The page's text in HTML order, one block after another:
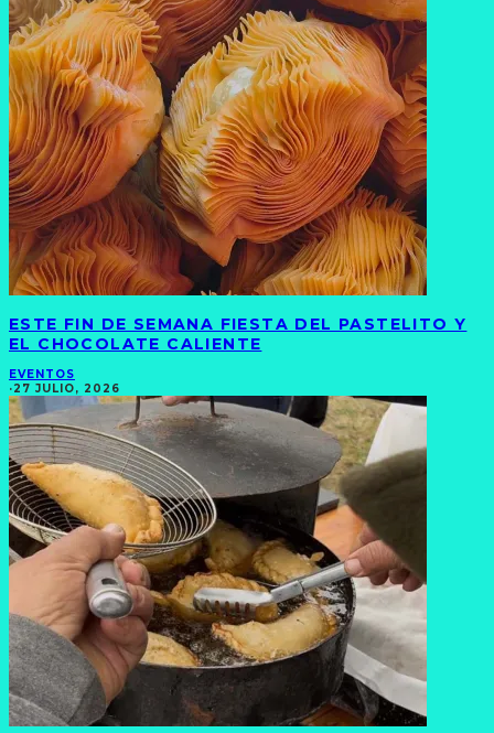
ESTE FIN DE SEMANA FIESTA DEL PASTELITO Y
EL CHOCOLATE CALIENTE
EVENTOS
·27 JULIO, 2026